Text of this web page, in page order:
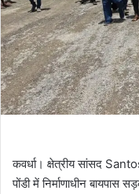
कवर्धा। क्षेत्रीय सांसद
पोंडी में निर्माणाधीन